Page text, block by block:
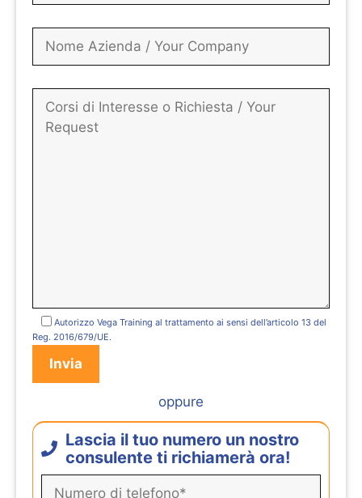
Autorizzo Vega Training al trattamento ai sensi dell’articolo 13 del
Reg. 2016/679/UE.
oppure
Lascia il tuo numero un nostro
consulente ti richiamerà ora!